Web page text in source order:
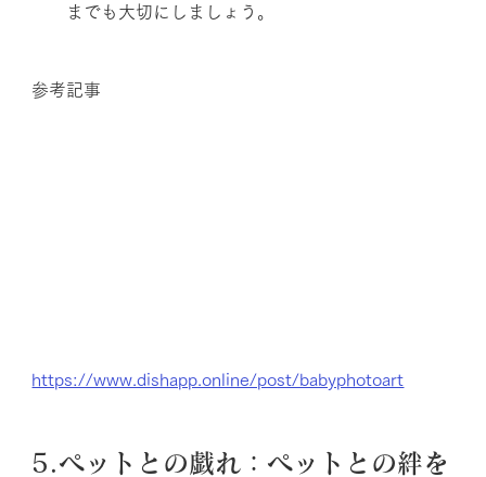
までも大切にしましょう。
参考記事
https://www.dishapp.online/post/babyphotoart
5.ペットとの戯れ：ペットとの絆を